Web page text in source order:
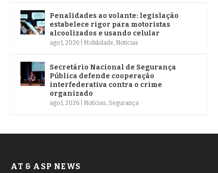
Penalidades ao volante: legislação
estabelece rigor para motoristas
alcoolizados e usando celular
ago 1, 2026 Mobilidade Notícias
Secretário Nacional de Segurança
Pública defende cooperação
interfederativa contra o crime
organizado
ago 1, 2026 Notícias Segurança
AT & ASP NEWS